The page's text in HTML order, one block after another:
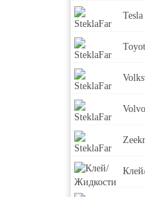
Tesla
Volvo
Zeekr